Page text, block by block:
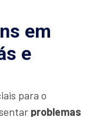
em
e
para o
problemas